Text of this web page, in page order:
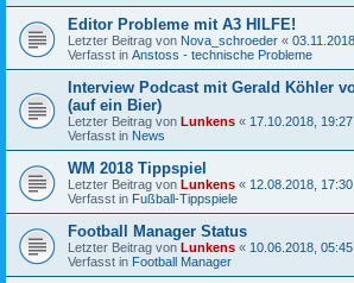
Editor Probleme mit A3 HILFE!
Letzter Beitrag von Nova_schroeder «
Verfasst in Anstoss - technische Probleme
Interview Podcast mit Gerald Köhler
(auf ein Bier)
Letzter Beitrag von Lunkens « 17.10.2018, 19:27
Verfasst in News
WM 2018 Tippspiel
Letzter Beitrag von Lunkens « 12.08.2018, 17:30
Verfasst in Fußball-Tippspiele
Football Manager Status
Letzter Beitrag von Lunkens « 10.06.2018, 05:45
Verfasst in Football Manager